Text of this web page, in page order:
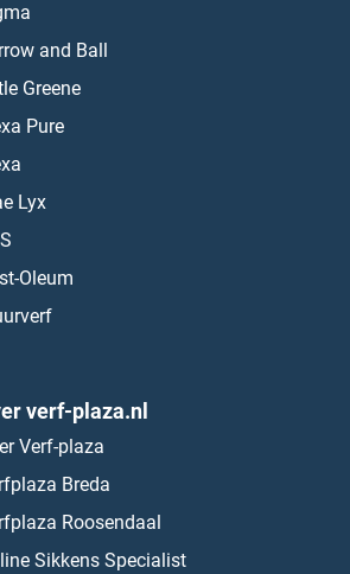
and Ball
Greene
Pure
Lyx
Oleum
verf-plaza.nl
Verf-plaza
Breda
Roosendaal
Sikkens Specialist